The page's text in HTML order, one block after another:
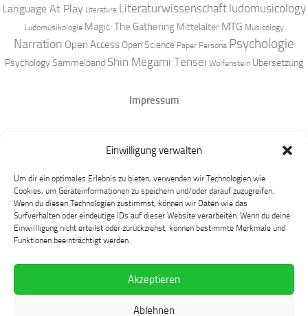
Einwilligung verwalten
Um dir ein optimales Erlebnis zu bieten, verwenden wir Technologien wie
Cookies, um Geräteinformationen zu speichern und/oder darauf zuzugreifen.
Wenn du diesen Technologien zustimmst, können wir Daten wie das
Surfverhalten oder eindeutige IDs auf dieser Website verarbeiten. Wenn du deine
Einwillligung nicht erteilst oder zurückziehst, können bestimmte Merkmale und
Funktionen beeinträchtigt werden.
Akzeptieren
Ablehnen
Language At Play Literature Literaturwissenschaft ludomusicology
Ludomusikologie Magic: The Gathering Mittelalter MTG Musicology
Narration Open Access Open Science Paper Persona Psychologie
PsychologySammelband Shin Megami Tensei Wolfenstein Übersetzung
Impressum
Mastodon